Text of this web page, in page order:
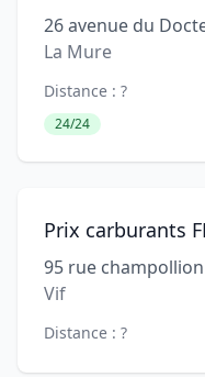
26 avenue du
La Mure
Distance : ?
24/24
Prix carburants
95 rue champollion
Vif
Distance : ?